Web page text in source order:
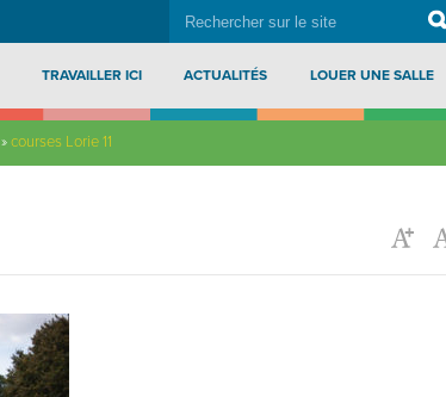
sur
TRAVAILLER ICI ACTUALITÉS LOUER UNE SALLE
»courses Lorie 11